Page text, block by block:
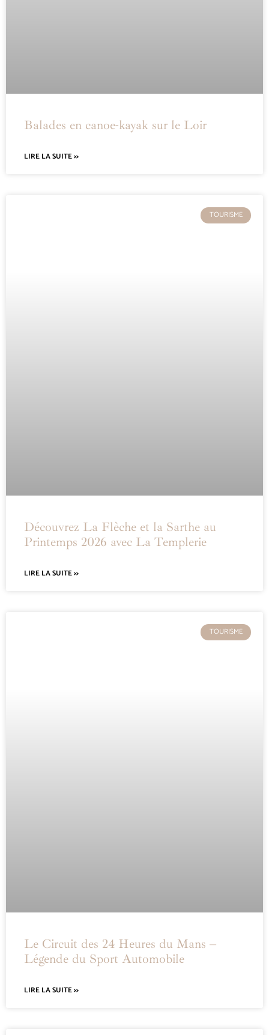
Balades en canoe-kayak sur le Loir
LIRE LA SUITE >>
TOURISME
Découvrez La Flèche et la Sarthe au
Printemps 2026 avec La Templerie
LIRE LA SUITE >>
TOURISME
Le Circuit des 24 Heures du Mans –
Légende du Sport Automobile
LIRE LA SUITE >>